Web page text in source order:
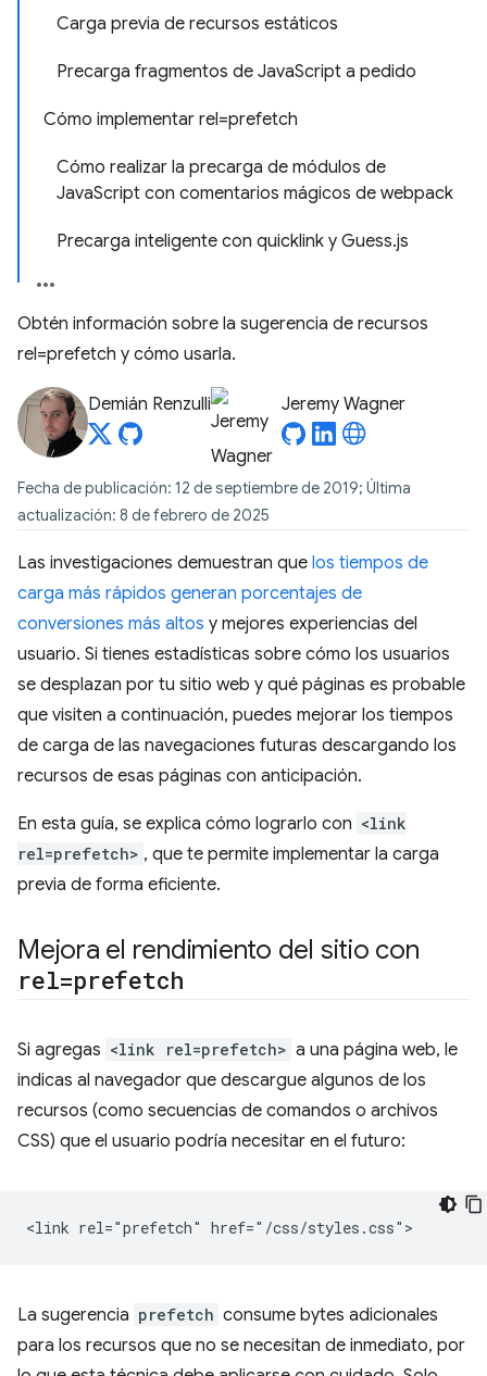
Carga previa de recursos estáticos
Precarga fragmentos de JavaScript a pedido
Cómo implementar rel=prefetch
Cómo realizar la precarga de módulos de
JavaScript con comentarios mágicos de webpack
Precarga inteligente con quicklink y Guess.js
Obtén información sobre la sugerencia de recursos
rel=prefetch y cómo usarla.
Demián Renzulli Jeremy Wagner
Fecha de publicación: 12 de septiembre de 2019; Última
actualización: 8 de febrero de 2025
Las investigaciones demuestran que los tiempos de
carga más rápidos generan porcentajes de
conversiones más altos y mejores experiencias del
usuario. Si tienes estadísticas sobre cómo los usuarios
se desplazan por tu sitio web y qué páginas es probable
que visiten a continuación, puedes mejorar los tiempos
de carga de las navegaciones futuras descargando los
recursos de esas páginas con anticipación.
En esta guía, se explica cómo lograrlo con <link
rel=prefetch> , que te permite implementar la carga
previa de forma eficiente.
Mejora el rendimiento del sitio con
rel=prefetch
Si agregas <link rel=prefetch> a una página web, le
indicas al navegador que descargue algunos de los
recursos (como secuencias de comandos o archivos
CSS) que el usuario podría necesitar en el futuro:
La sugerencia prefetch consume bytes adicionales
para los recursos que no se necesitan de inmediato, por